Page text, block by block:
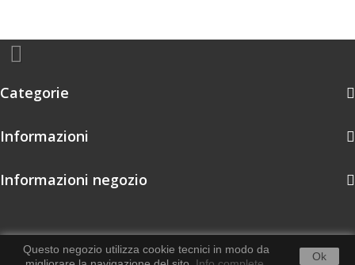
Categorie
Informazioni
Informazioni negozio
Questo negozio utilizza cookie tecnici in modo da
Ok